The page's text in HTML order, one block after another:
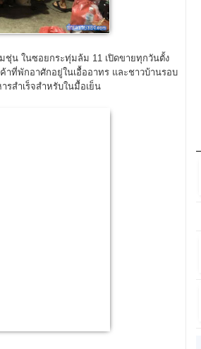
ชุ่น ในซอยกระทุ่มล้ม 11 เปิดขายทุกวันตั้ง
าที่พักอาศักอยู่ในเอื้ออาทร และชาวบ้านรอบ
สำเร็จสำหรับในมื้อเย็น